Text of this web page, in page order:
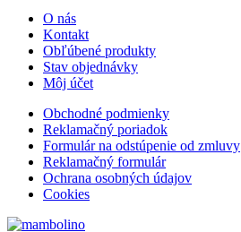
O nás
Kontakt
Obľúbené produkty
Stav objednávky
Môj účet
Obchodné podmienky
Reklamačný poriadok
Formulár na odstúpenie od zmluvy
Reklamačný formulár
Ochrana osobných údajov
Cookies